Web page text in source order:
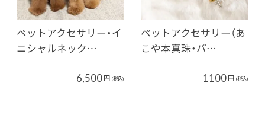
ペットアクセサリー・イ
ニシャルネック…
6,500円 (税込)
ペットアクセサリー（あ
こや本真珠・パ…
1100円 (税込)